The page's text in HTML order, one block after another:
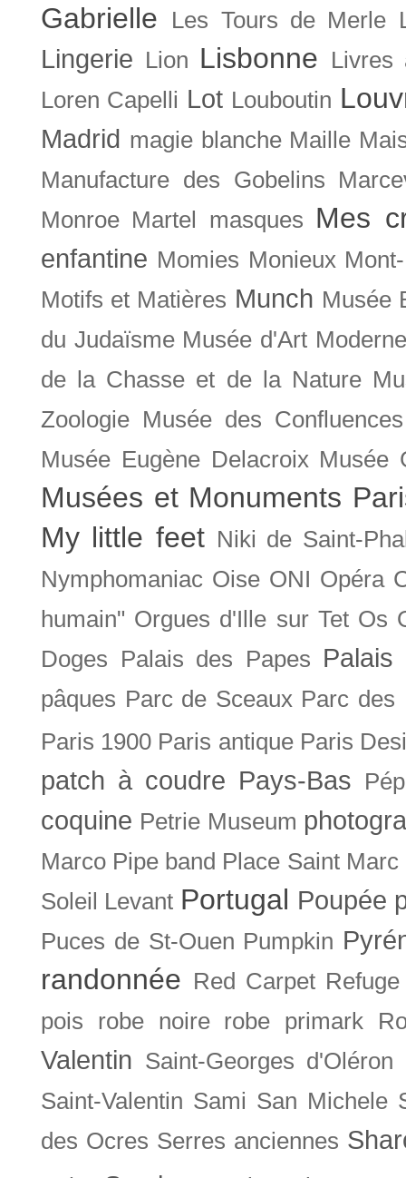
Gabrielle
Les Tours de Merle
Lingerie Lion Lisbonne
Livres
Loren Capelli Lot Louboutin
Madrid magie blanche Maille
Manufacture des Gobelins
Monroe Martel masques Mes
enfantine Momies Monieux
Motifs et Matières Munch Musée
du Judaïsme Musée d'Art
de la Chasse et de la Nature
Zoologie Musée des Confluences
Musée Eugène Delacroix Musée
Musées et Monuments
My little feet Niki de Saint-
Nymphomaniac Oise ONI Opéra
humain" Orgues d'Ille sur Tet Os
Doges
Palais des Papes Palais
pâques Parc de Sceaux Parc des
Paris 1900 Paris antique Paris
patch à coudre Pays-Bas
coquine Petrie Museum
Marco Pipe band Place Saint Marc
Soleil Levant Portugal Poupée
Puces de St-Ouen Pumpkin
randonnée Red Carpet Refuge
pois
robe noire robe primark
Valentin Saint-Georges d'Oléron
Saint-Valentin Sami San Michele
des Ocres Serres anciennes